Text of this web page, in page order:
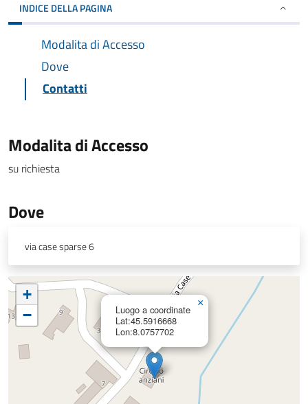
INDICE DELLA PAGINA
Modalita di Accesso
Dove
Contatti
Modalita di Accesso
su richiesta
Dove
via case sparse 6
Luogo a coordinate
Lat:45.5916668
Lon:8.0757702
×
+
−